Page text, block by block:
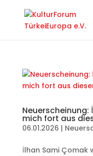
Neuerscheinung:
mich fort aus
06.01.2026 |
İlhan Sami Çomak